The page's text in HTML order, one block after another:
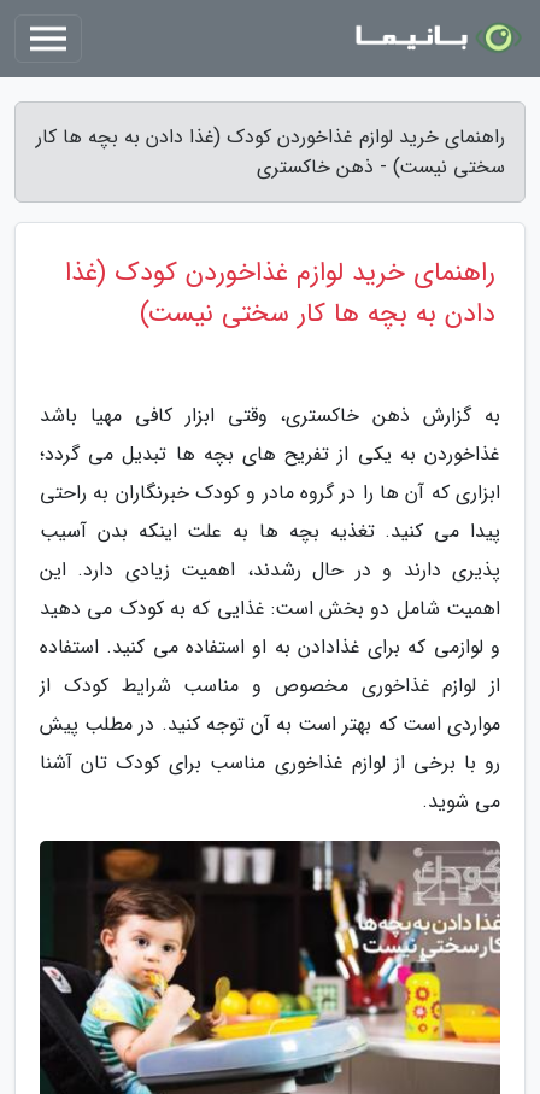
راهنمای خرید لوازم غذاخوردن کودک (غذا دادن به بچه ها کار
سختی نیست) - ذهن خاکستری
راهنمای خرید لوازم غذاخوردن کودک (غذا
دادن به بچه ها کار سختی نیست)
به گزارش ذهن خاکستری، وقتی ابزار کافی مهیا باشد
غذاخوردن به یکی از تفریح های بچه ها تبدیل می گردد؛
ابزاری که آن ها را در گروه مادر و کودک خبرنگاران به راحتی
پیدا می کنید. تغذیه بچه ها به علت اینکه بدن آسیب
پذیری دارند و در حال رشدند، اهمیت زیادی دارد. این
اهمیت شامل دو بخش است: غذایی که به کودک می دهید
و لوازمی که برای غذادادن به او استفاده می کنید. استفاده
از لوازم غذاخوری مخصوص و مناسب شرایط کودک از
مواردی است که بهتر است به آن توجه کنید. در مطلب پیش
رو با برخی از لوازم غذاخوری مناسب برای کودک تان آشنا
می شوید.